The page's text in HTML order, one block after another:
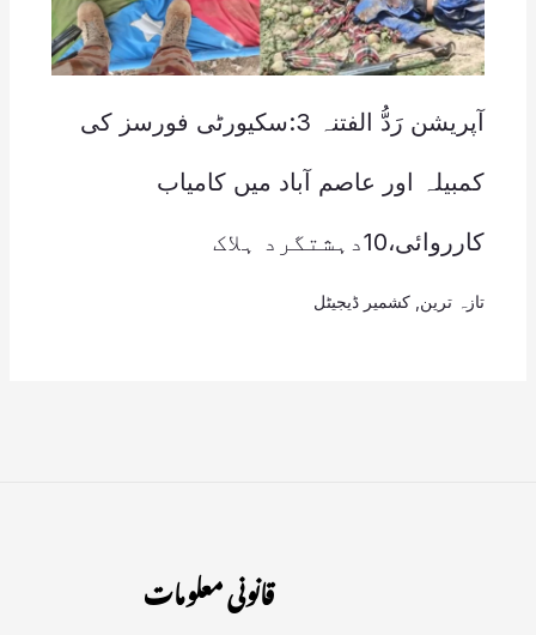
آپریشن رَدُّ الفتنہ 3:سکیورٹی فورسز کی
کمبیلہ اور عاصم آباد میں کامیاب
کارروائی،10دہشتگرد ہلاک
تازہ ترین کشمیر ڈیجیٹل
قانونی معلومات